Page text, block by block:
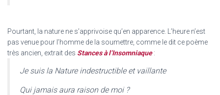
Pourtant, la nature ne s’apprivoise qu’en apparence. L’heure n’est
pas venue pour l’homme de la soumettre, comme le dit ce poème
très ancien, extrait des Stances à l’Insomniaque:
Je suis la Nature indestructible et vaillante
Qui jamais aura raison de moi ?